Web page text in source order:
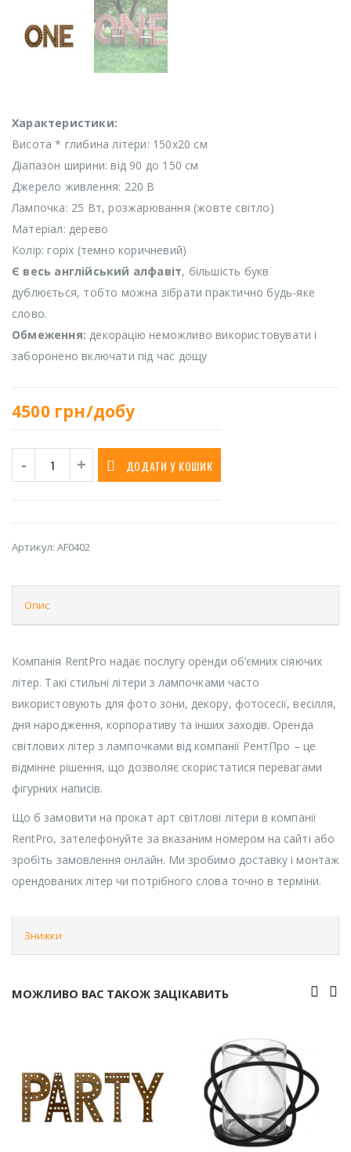
Характеристики:
Висота * глибина літери: 150х20 см
Діапазон ширини: від 90 до 150 см
Джерело живлення: 220 В
Лампочка: 25 Вт, розжарювання (жовте світло)
Матеріал: дерево
Колір: горіх (темно коричневий)
Є весь англійський алфавіт, більшість букв
дублюється, тобто можна зібрати практично будь-яке
слово.
Обмеження: декорацію неможливо використовувати і
заборонено включати під час дощу
4500 грн/добу
ДОДАТИ У КОШИК
Артикул: AF0402
Опис
Компанія RentPro надає послугу оренди об’ємних сіяючих
літер. Такі стильні літери з лампочками часто
використовують для фото зони, декору, фотосесії, весілля,
дня народження, корпоративу та інших заходів. Оренда
світлових літер з лампочками від компанії РентПро – це
відмінне рішення, що дозволяє скористатися перевагами
фігурних написів.
Що б замовити на прокат арт світлові літери в компанії
RentPro, зателефонуйте за вказаним номером на сайті або
зробіть замовлення онлайн. Ми зробимо доставку і монтаж
орендованих літер чи потрібного слова точно в терміни.
Знижки
МОЖЛИВО ВАС ТАКОЖ ЗАЦІКАВИТЬ